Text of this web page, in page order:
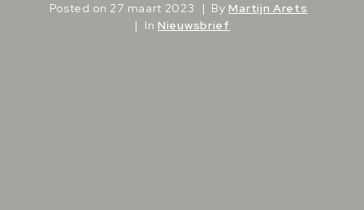
Posted on 27 maart 2023 ByMartijn Arets
InNieuwsbrief